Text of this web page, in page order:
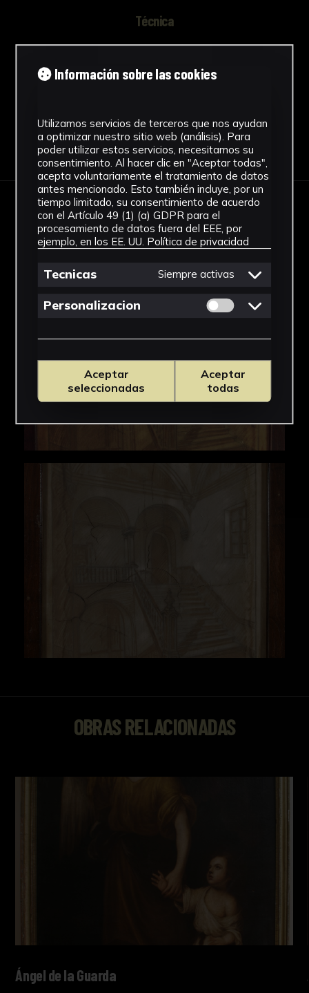
Técnica
Sepia, sanguina y tiza blanca
Ver más
Descargar Ficha
IMÁGENES
OBRAS RELACIONADAS
Ángel de la Guarda
Información sobre las cookies
Utilizamos servicios de terceros que nos ayudan
a optimizar nuestro sitio web (análisis). Para
poder utilizar estos servicios, necesitamos su
consentimiento. Al hacer clic en "Aceptar todas",
acepta voluntariamente el tratamiento de datos
antes mencionado. Esto también incluye, por un
tiempo limitado, su consentimiento de acuerdo
con el Artículo 49 (1) (a) GDPR para el
procesamiento de datos fuera del EEE, por
ejemplo, en los EE. UU. Política de privacidad
Tecnicas Siempre activas
Personalizacion Permitir cookies
Aceptar
seleccionadas
Aceptar
todas